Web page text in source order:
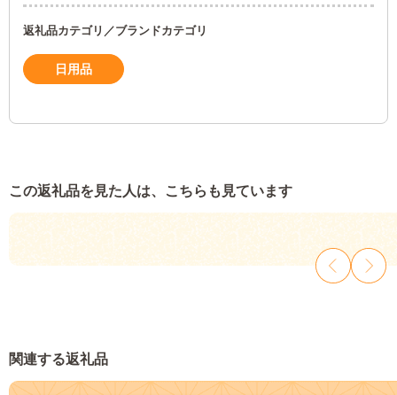
返礼品カテゴリ／ブランドカテゴリ
日用品
この返礼品を見た人は、こちらも見ています
関連する返礼品